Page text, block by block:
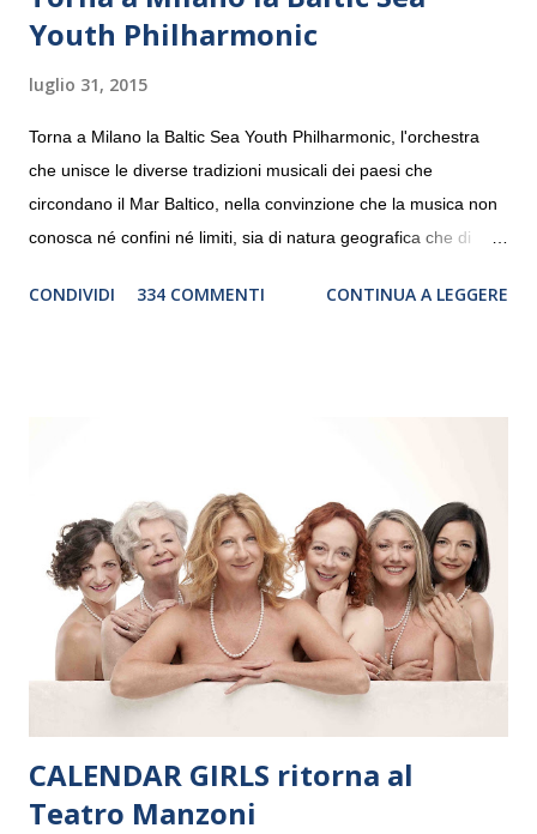
Youth Philharmonic
luglio 31, 2015
Torna a Milano la Baltic Sea Youth Philharmonic, l'orchestra
che unisce le diverse tradizioni musicali dei paesi che
circondano il Mar Baltico, nella convinzione che la musica non
conosca né confini né limiti, sia di natura geografica che di
debutterà il 10 settembre a Heiden, in Germania, e toccherà, in
“Settembre dell’Accademia” dove si esibirà per il secondo anno
consecutivo. Il pubblico milanese avrà il piacere di applaudire i
giovani artisti della Baltic Sea Youth Philharmonic per la quarta
volta. L’orchestra, fondata nel 2008 da Kristjan Järvi (affiancato
da un prestigioso consiglio di consulent...
CONDIVIDI 334 COMMENTI CONTINUA A LEGGERE
CALENDAR GIRLS ritorna al
Teatro Manzoni